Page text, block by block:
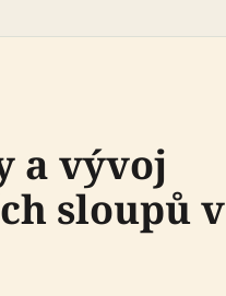
a vývoj
sloupů v